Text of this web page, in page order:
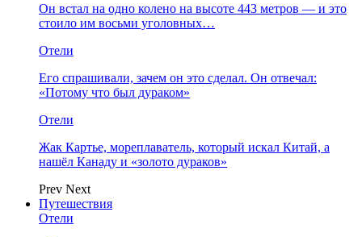
Он встал на одно колено на высоте 443 метров — и это
стоило им восьми уголовных…
Отели
Его спрашивали, зачем он это сделал. Он отвечал:
«Потому что был дураком»
Отели
Жак Картье, мореплаватель, который искал Китай, а
нашёл Канаду и «золото дураков»
Prev Next
Путешествия
Отели